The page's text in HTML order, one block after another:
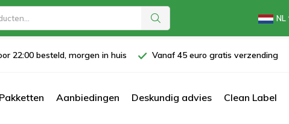
NL
22:00 besteld, morgen in huis Vanaf 45 euro gratis verzending
Pakketten Aanbiedingen Deskundig advies Clean Label